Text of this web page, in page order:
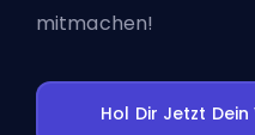
mitmachen!
Hol Dir Jetzt